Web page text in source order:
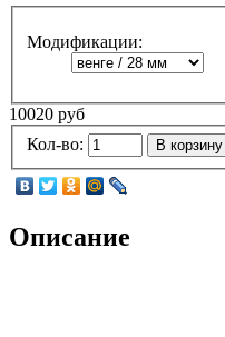
Модификации:
10020 руб
Кол-во:
В корзину
Описание